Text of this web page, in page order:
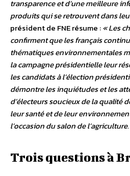
transparence et d’une meilleure
produits qui se retrouvent dans
président de FNE résume :« Les
confirment que les français
thématiques environnementales
la campagne présidentielle leur
les candidats à l’élection
démontre les inquiétudes et les
d’électeurs soucieux de la qualité
leur santé et de leur
l’occasion du salon de
Trois questions à